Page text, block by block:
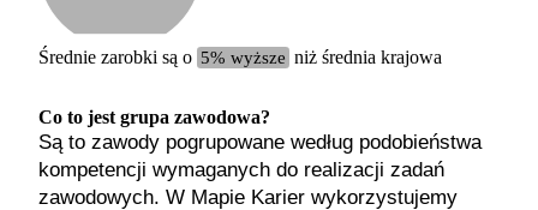
średnie
Średnie zarobki są o 5% wyższe niż średnia krajowa
Co to jest grupa zawodowa?
Są to zawody pogrupowane według podobieństwa
kompetencji wymaganych do realizacji zadań
zawodowych. W Mapie Karier wykorzystujemy